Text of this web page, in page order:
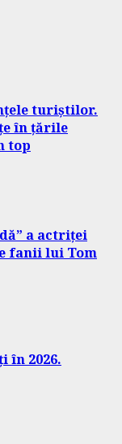
turiștilor.
în țările
top
a actriței
fanii lui Tom
în 2026.